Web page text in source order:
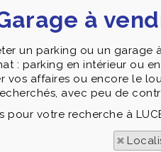
à
un parking ou un garage
: parking en intérieur ou
vos affaires ou encore le
avec peu de
pour votre recherche à